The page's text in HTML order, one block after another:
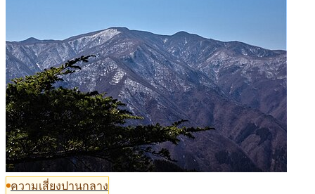
ความเสี่ยงปานกลาง